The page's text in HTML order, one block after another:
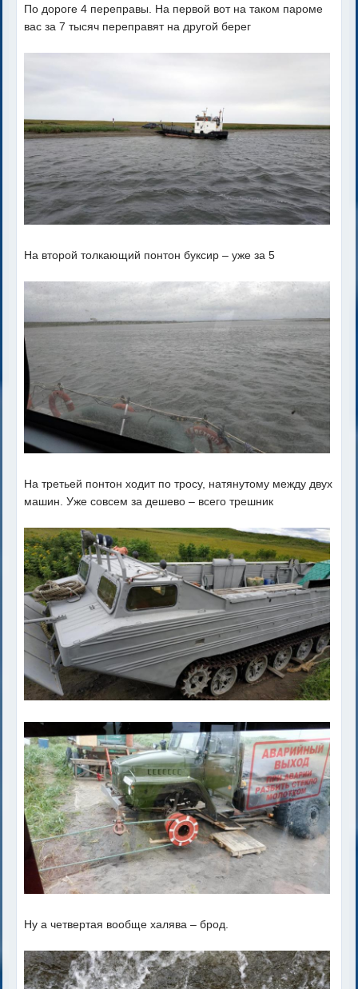
По дороге 4 переправы. На первой вот на таком пароме
вас за 7 тысяч переправят на другой берег
На второй толкающий понтон буксир – уже за 5
На третьей понтон ходит по тросу, натянутому между двух
машин. Уже совсем за дешево – всего трешник
Ну а четвертая вообще халява – брод.